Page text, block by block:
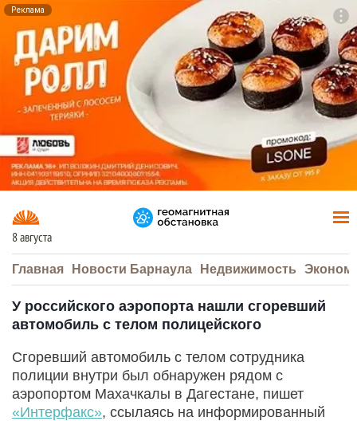
Реклама
8 августа
Главная Новости Барнаула Недвижимость
У российского аэропорта нашли сгоревший
автомобиль с телом полицейского
Сгоревший автомобиль с телом сотрудника
полиции внутри был обнаружен рядом с
аэропортом Махачкалы в Дагестане, пишет
«Интерфакс», ссылаясь на информированный